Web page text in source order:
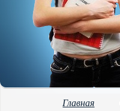
Главная